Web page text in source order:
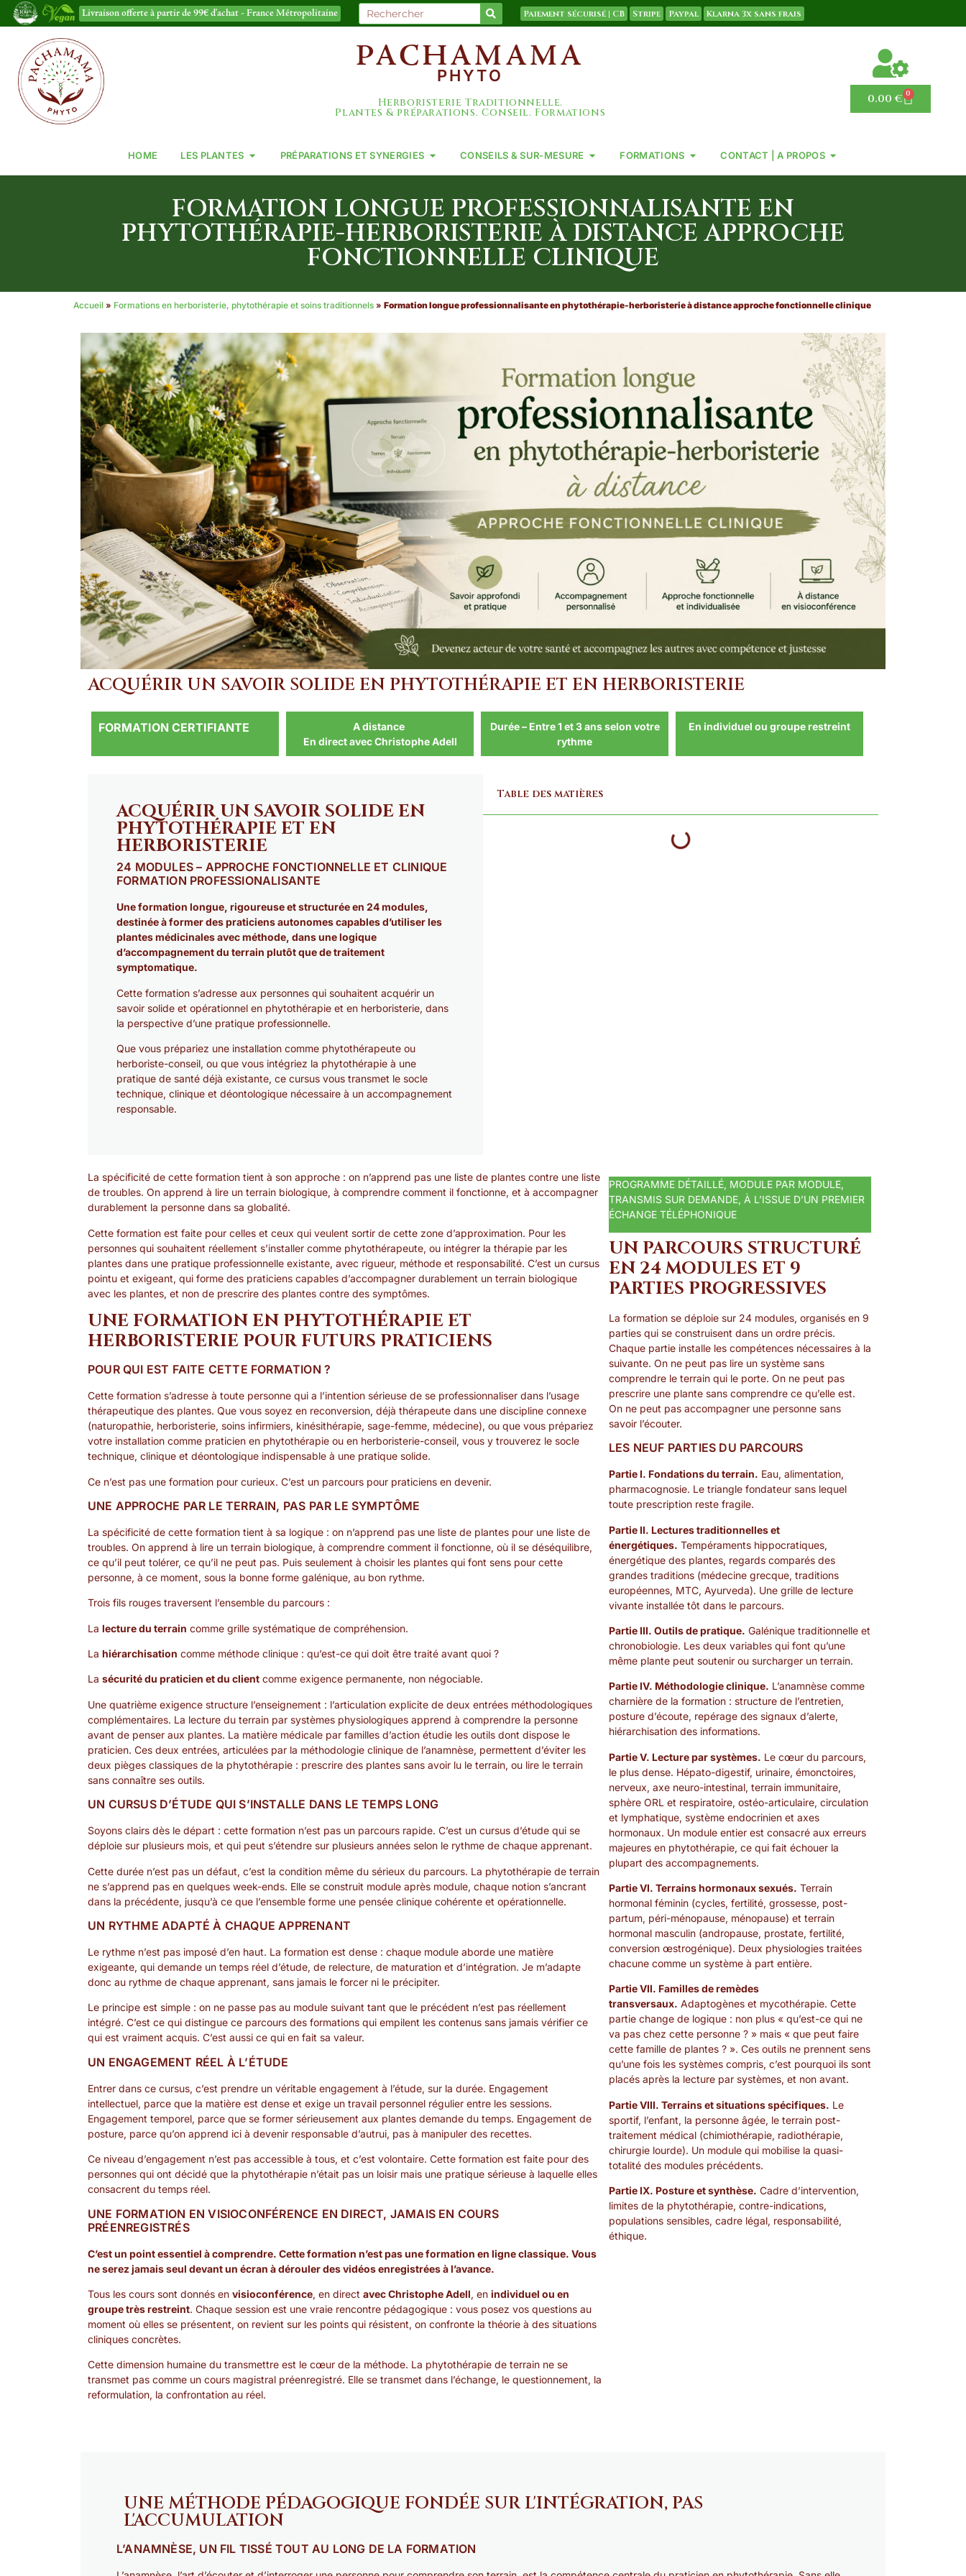
Livraison offerte à partir de 99€ d'achat - France Métropolitaine Paiement sécurisé | CB Stripe Paypal Klarna 3x sans frais
PACHAMAMA
PHYTO
Herboristerie Traditionnelle.
Plantes & préparations. Conseil. Formations
0.00€ 0
HOME LES PLANTES PRÉPARATIONS ET SYNERGIES CONSEILS & SUR-MESURE FORMATIONS CONTACT | A PROPOS
FORMATION LONGUE PROFESSIONNALISANTE EN
PHYTOTHÉRAPIE-HERBORISTERIE À DISTANCE APPROCHE
FONCTIONNELLE CLINIQUE
Accueil » Formations en herboristerie, phytothérapie et soins traditionnels » Formation longue professionnalisante en phytothérapie-herboristerie à distance approche fonctionnelle clinique
ACQUÉRIR UN SAVOIR SOLIDE EN PHYTOTHÉRAPIE ET EN HERBORISTERIE
FORMATION CERTIFIANTE
A distance
En direct avec Christophe Adell
Durée – Entre 1 et 3 ans selon votre
rythme
En individuel ou groupe restreint
ACQUÉRIR UN SAVOIR SOLIDE EN
PHYTOTHÉRAPIE ET EN
HERBORISTERIE​
24 MODULES – APPROCHE FONCTIONNELLE ET CLINIQUE
FORMATION PROFESSIONALISANTE
Une formation longue, rigoureuse et structurée en 24 modules,
destinée à former des praticiens autonomes capables d’utiliser les
plantes médicinales avec méthode, dans une logique
d’accompagnement du terrain plutôt que de traitement
symptomatique.
Cette formation s’adresse aux personnes qui souhaitent acquérir un
savoir solide et opérationnel en phytothérapie et en herboristerie, dans
la perspective d’une pratique professionnelle.
Que vous prépariez une installation comme phytothérapeute ou
herboriste-conseil, ou que vous intégriez la phytothérapie à une
pratique de santé déjà existante, ce cursus vous transmet le socle
technique, clinique et déontologique nécessaire à un accompagnement
responsable.
Table des matières
La spécificité de cette formation tient à son approche : on n’apprend pas une liste de plantes contre une liste
de troubles. On apprend à lire un terrain biologique, à comprendre comment il fonctionne, et à accompagner
durablement la personne dans sa globalité.
Cette formation est faite pour celles et ceux qui veulent sortir de cette zone d’approximation. Pour les
personnes qui souhaitent réellement s’installer comme phytothérapeute, ou intégrer la thérapie par les
plantes dans une pratique professionnelle existante, avec rigueur, méthode et responsabilité. C’est un cursus
pointu et exigeant, qui forme des praticiens capables d’accompagner durablement un terrain biologique
avec les plantes, et non de prescrire des plantes contre des symptômes.
UNE FORMATION EN PHYTOTHÉRAPIE ET
HERBORISTERIE POUR FUTURS PRATICIENS
POUR QUI EST FAITE CETTE FORMATION ?
Cette formation s’adresse à toute personne qui a l’intention sérieuse de se professionnaliser dans l’usage
thérapeutique des plantes. Que vous soyez en reconversion, déjà thérapeute dans une discipline connexe
(naturopathie, herboristerie, soins infirmiers, kinésithérapie, sage-femme, médecine), ou que vous prépariez
votre installation comme praticien en phytothérapie ou en herboristerie-conseil, vous y trouverez le socle
technique, clinique et déontologique indispensable à une pratique solide.
Ce n’est pas une formation pour curieux. C’est un parcours pour praticiens en devenir.
UNE APPROCHE PAR LE TERRAIN, PAS PAR LE SYMPTÔME
La spécificité de cette formation tient à sa logique : on n’apprend pas une liste de plantes pour une liste de
troubles. On apprend à lire un terrain biologique, à comprendre comment il fonctionne, où il se déséquilibre,
ce qu’il peut tolérer, ce qu’il ne peut pas. Puis seulement à choisir les plantes qui font sens pour cette
personne, à ce moment, sous la bonne forme galénique, au bon rythme.
Trois fils rouges traversent l’ensemble du parcours :
La lecture du terrain comme grille systématique de compréhension.
La hiérarchisation comme méthode clinique : qu’est-ce qui doit être traité avant quoi ?
La sécurité du praticien et du client comme exigence permanente, non négociable.
Une quatrième exigence structure l’enseignement : l’articulation explicite de deux entrées méthodologiques
complémentaires. La lecture du terrain par systèmes physiologiques apprend à comprendre la personne
avant de penser aux plantes. La matière médicale par familles d’action étudie les outils dont dispose le
praticien. Ces deux entrées, articulées par la méthodologie clinique de l’anamnèse, permettent d’éviter les
deux pièges classiques de la phytothérapie : prescrire des plantes sans avoir lu le terrain, ou lire le terrain
sans connaître ses outils.
UN CURSUS D’ÉTUDE QUI S’INSTALLE DANS LE TEMPS LONG
Soyons clairs dès le départ : cette formation n’est pas un parcours rapide. C’est un cursus d’étude qui se
déploie sur plusieurs mois, et qui peut s’étendre sur plusieurs années selon le rythme de chaque apprenant.
Cette durée n’est pas un défaut, c’est la condition même du sérieux du parcours. La phytothérapie de terrain
ne s’apprend pas en quelques week-ends. Elle se construit module après module, chaque notion s’ancrant
dans la précédente, jusqu’à ce que l’ensemble forme une pensée clinique cohérente et opérationnelle.
UN RYTHME ADAPTÉ À CHAQUE APPRENANT
Le rythme n’est pas imposé d’en haut. La formation est dense : chaque module aborde une matière
exigeante, qui demande un temps réel d’étude, de relecture, de maturation et d’intégration. Je m’adapte
donc au rythme de chaque apprenant, sans jamais le forcer ni le précipiter.
Le principe est simple : on ne passe pas au module suivant tant que le précédent n’est pas réellement
intégré. C’est ce qui distingue ce parcours des formations qui empilent les contenus sans jamais vérifier ce
qui est vraiment acquis. C’est aussi ce qui en fait sa valeur.
UN ENGAGEMENT RÉEL À L’ÉTUDE
Entrer dans ce cursus, c’est prendre un véritable engagement à l’étude, sur la durée. Engagement
intellectuel, parce que la matière est dense et exige un travail personnel régulier entre les sessions.
Engagement temporel, parce que se former sérieusement aux plantes demande du temps. Engagement de
posture, parce qu’on apprend ici à devenir responsable d’autrui, pas à manipuler des recettes.
Ce niveau d’engagement n’est pas accessible à tous, et c’est volontaire. Cette formation est faite pour des
personnes qui ont décidé que la phytothérapie n’était pas un loisir mais une pratique sérieuse à laquelle elles
consacrent du temps réel.
UNE FORMATION EN VISIOCONFÉRENCE EN DIRECT, JAMAIS EN COURS
PRÉENREGISTRÉS
C’est un point essentiel à comprendre. Cette formation n’est pas une formation en ligne classique. Vous
ne serez jamais seul devant un écran à dérouler des vidéos enregistrées à l’avance.
Tous les cours sont donnés en visioconférence, en direct avec Christophe Adell, en individuel ou en
groupe très restreint. Chaque session est une vraie rencontre pédagogique : vous posez vos questions au
moment où elles se présentent, on revient sur les points qui résistent, on confronte la théorie à des situations
cliniques concrètes.
Cette dimension humaine du transmettre est le cœur de la méthode. La phytothérapie de terrain ne se
transmet pas comme un cours magistral préenregistré. Elle se transmet dans l’échange, le questionnement, la
reformulation, la confrontation au réel.
PROGRAMME DÉTAILLÉ, MODULE PAR MODULE,
TRANSMIS SUR DEMANDE, À L’ISSUE D’UN PREMIER
ÉCHANGE TÉLÉPHONIQUE
UN PARCOURS STRUCTURÉ
EN 24 MODULES ET 9
PARTIES PROGRESSIVES
La formation se déploie sur 24 modules, organisés en 9
parties qui se construisent dans un ordre précis.
Chaque partie installe les compétences nécessaires à la
suivante. On ne peut pas lire un système sans
comprendre le terrain qui le porte. On ne peut pas
prescrire une plante sans comprendre ce qu’elle est.
On ne peut pas accompagner une personne sans
savoir l’écouter.
LES NEUF PARTIES DU PARCOURS
Partie I. Fondations du terrain. Eau, alimentation,
pharmacognosie. Le triangle fondateur sans lequel
toute prescription reste fragile.
Partie II. Lectures traditionnelles et
énergétiques. Tempéraments hippocratiques,
énergétique des plantes, regards comparés des
grandes traditions (médecine grecque, traditions
européennes, MTC, Ayurveda). Une grille de lecture
vivante installée tôt dans le parcours.
Partie III. Outils de pratique. Galénique traditionnelle et
chronobiologie. Les deux variables qui font qu’une
même plante peut soutenir ou surcharger un terrain.
Partie IV. Méthodologie clinique. L’anamnèse comme
charnière de la formation : structure de l’entretien,
posture d’écoute, repérage des signaux d’alerte,
hiérarchisation des informations.
Partie V. Lecture par systèmes. Le cœur du parcours,
le plus dense. Hépato-digestif, urinaire, émonctoires,
nerveux, axe neuro-intestinal, terrain immunitaire,
sphère ORL et respiratoire, ostéo-articulaire, circulation
et lymphatique, système endocrinien et axes
hormonaux. Un module entier est consacré aux erreurs
majeures en phytothérapie, ce qui fait échouer la
plupart des accompagnements.
Partie VI. Terrains hormonaux sexués. Terrain
hormonal féminin (cycles, fertilité, grossesse, post-
partum, péri-ménopause, ménopause) et terrain
hormonal masculin (andropause, prostate, fertilité,
conversion œstrogénique). Deux physiologies traitées
chacune comme un système à part entière.
Partie VII. Familles de remèdes
transversaux. Adaptogènes et mycothérapie. Cette
partie change de logique : non plus « qu’est-ce qui ne
va pas chez cette personne ? » mais « que peut faire
cette famille de plantes ? ». Ces outils ne prennent sens
qu’une fois les systèmes compris, c’est pourquoi ils sont
placés après la lecture par systèmes, et non avant.
Partie VIII. Terrains et situations spécifiques. Le
sportif, l’enfant, la personne âgée, le terrain post-
traitement médical (chimiothérapie, radiothérapie,
chirurgie lourde). Un module qui mobilise la quasi-
totalité des modules précédents.
Partie IX. Posture et synthèse. Cadre d’intervention,
limites de la phytothérapie, contre-indications,
populations sensibles, cadre légal, responsabilité,
éthique.
UNE MÉTHODE PÉDAGOGIQUE FONDÉE SUR L'INTÉGRATION, PAS
L'ACCUMULATION
L’ANAMNÈSE, UN FIL TISSÉ TOUT AU LONG DE LA FORMATION